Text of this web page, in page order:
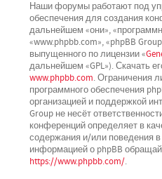
Наши форумы работают под
обеспечения для создания
дальнейшем «они»,
«www.phpbb.com», «phpBB
выпущенного по лицензии «
дальнейшем «GPL»). Скачать
www.phpbb.com. Ограничения
программного обеспечения
организацией и поддержкой
Group не несёт
конференций определяет в
содержания и/или поведения
информацией о phpBB
https://www.phpbb.com/.